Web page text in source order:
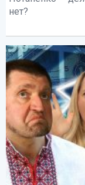
нет?